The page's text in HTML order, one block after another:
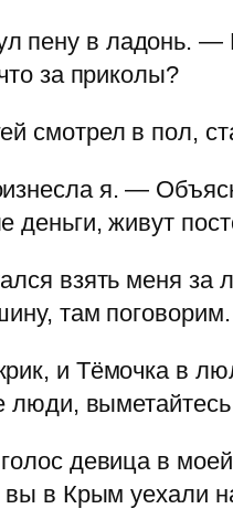
в ладонь. —
за приколы?
смотрел в пол,
я. —
деньги, живут
взять меня за
там поговорим.
и Тёмочка в
люди,
девица в
вы в Крым уехали